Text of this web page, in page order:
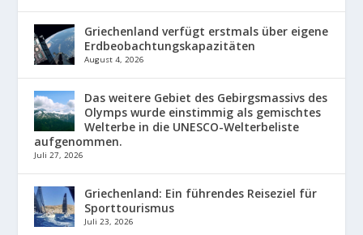
Griechenland verfügt erstmals über eigene
Erdbeobachtungskapazitäten
August 4, 2026
Das weitere Gebiet des Gebirgsmassivs des
Olymps wurde einstimmig als gemischtes
Welterbe in die UNESCO-Welterbeliste
aufgenommen.
Juli 27, 2026
Griechenland: Ein führendes Reiseziel für
Sporttourismus
Juli 23, 2026